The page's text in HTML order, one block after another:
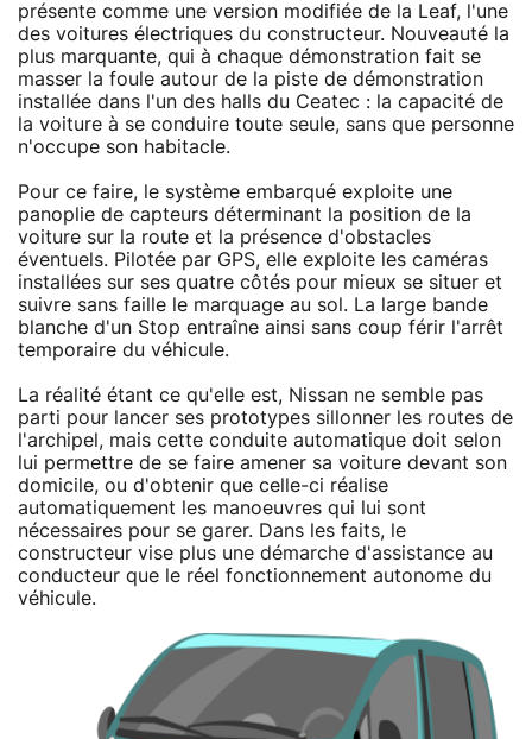
présente comme une version modifiée de la Leaf, l'une
des voitures électriques du constructeur. Nouveauté la
plus marquante, qui à chaque démonstration fait se
masser la foule autour de la piste de démonstration
installée dans l'un des halls du Ceatec : la capacité de
la voiture à se conduire toute seule, sans que personne
n'occupe son habitacle.
Pour ce faire, le système embarqué exploite une
panoplie de capteurs déterminant la position de la
voiture sur la route et la présence d'obstacles
éventuels. Pilotée par GPS, elle exploite les caméras
installées sur ses quatre côtés pour mieux se situer et
suivre sans faille le marquage au sol. La large bande
blanche d'un Stop entraîne ainsi sans coup férir l'arrêt
temporaire du véhicule.
La réalité étant ce qu'elle est, Nissan ne semble pas
parti pour lancer ses prototypes sillonner les routes de
l'archipel, mais cette conduite automatique doit selon
lui permettre de se faire amener sa voiture devant son
domicile, ou d'obtenir que celle-ci réalise
automatiquement les manoeuvres qui lui sont
nécessaires pour se garer. Dans les faits, le
constructeur vise plus une démarche d'assistance au
conducteur que le réel fonctionnement autonome du
véhicule.